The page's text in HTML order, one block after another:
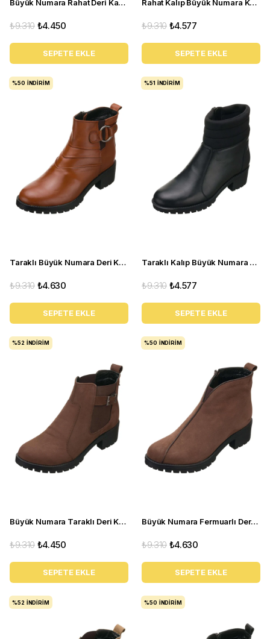
Büyük Numara Rahat Deri Kadın BOT YSM63 Siyah
₺4.450
₺9.310
SEPETE EKLE
Rahat Kalıp Büyük Numara Kadın BOT Ysm14 Kahve
₺4.577
₺9.310
SEPETE EKLE
Taraklı Büyük Numara Deri Kadın BOT YSM26 Taba
₺4.630
₺9.310
SEPETE EKLE
%50 İNDIRIM
Taraklı Kalıp Büyük Numara Kadın BOT Ysm14 Siyah
₺4.577
₺9.310
SEPETE EKLE
%51 İNDIRIM
Büyük Numara Taraklı Deri Kadın BOT YSM63 Kahve
₺4.450
₺9.310
SEPETE EKLE
%52 İNDIRIM
Büyük Numara Fermuarlı Deri Kadın BOT YSM06 Kahve
₺4.630
₺9.310
SEPETE EKLE
%50 İNDIRIM
%52 İNDIRIM %50 İNDIRIM